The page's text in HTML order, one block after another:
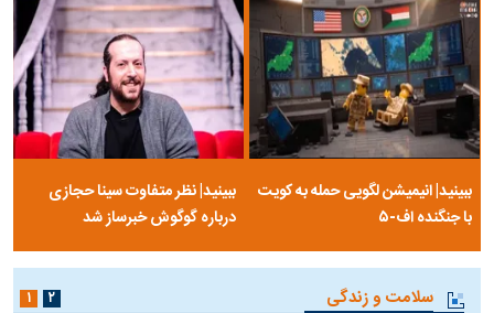
ببینید| انیمیشن لگویی حمله به کویت
با جنگنده اف-۵
ببینید| نظر متفاوت سینا حجازی
درباره گوگوش خبرساز شد
سلامت و زندگی ۱ ۲